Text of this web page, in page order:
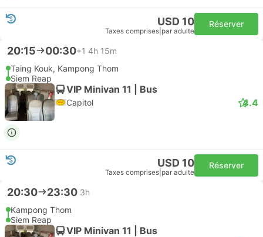
USD 10
Taxes comprises par adulte
Réserver
20:15 00:30+1 4h 15m
Taing Kouk, Kampong Thom
Siem Reap
VIP Minivan 11 | Bus
Capitol 4.4
USD 10
Taxes comprises par adulte
Réserver
20:30 23:30 3h
Kampong Thom
Siem Reap
VIP Minivan 11 | Bus